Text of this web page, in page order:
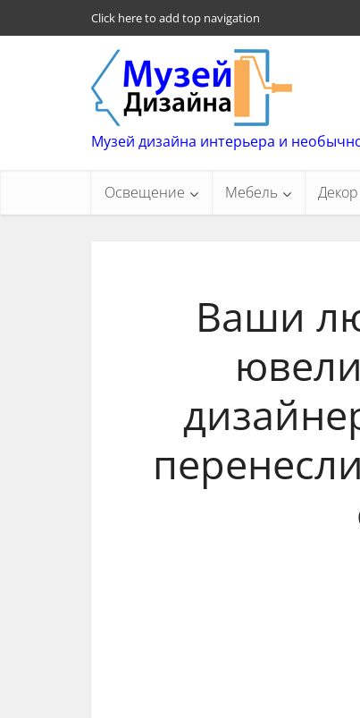
Click here to add top navigation
Музей дизайна интерьера и
Освещение Мебель Декор
Ваши